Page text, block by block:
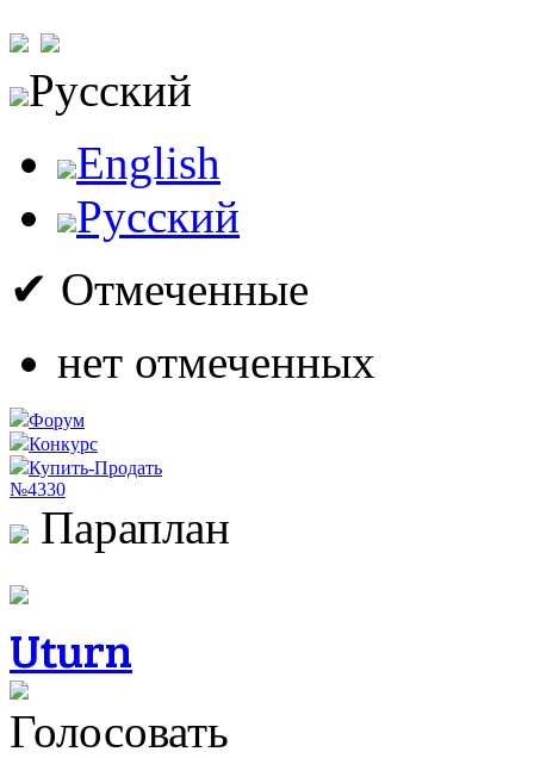
Русский
English
Русский
✔ Отмеченные
нет отмеченных
Форум
Конкурс
Купить-Продать
№4330
Параплан
Uturn
Голосовать